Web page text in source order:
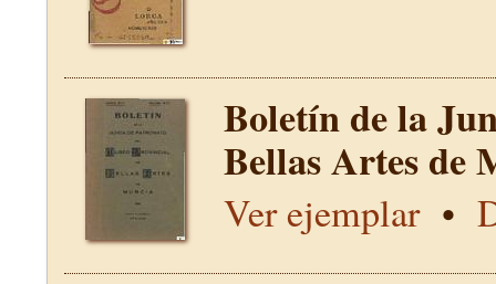
Boletín de la
Bellas Artes
Ver ejemplar•